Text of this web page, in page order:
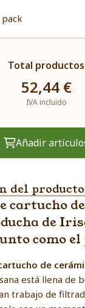
Total productos
52,44 €
IVA incluido
Añadir
del producto
cartucho
de
como
de
está llena de
trabajo de